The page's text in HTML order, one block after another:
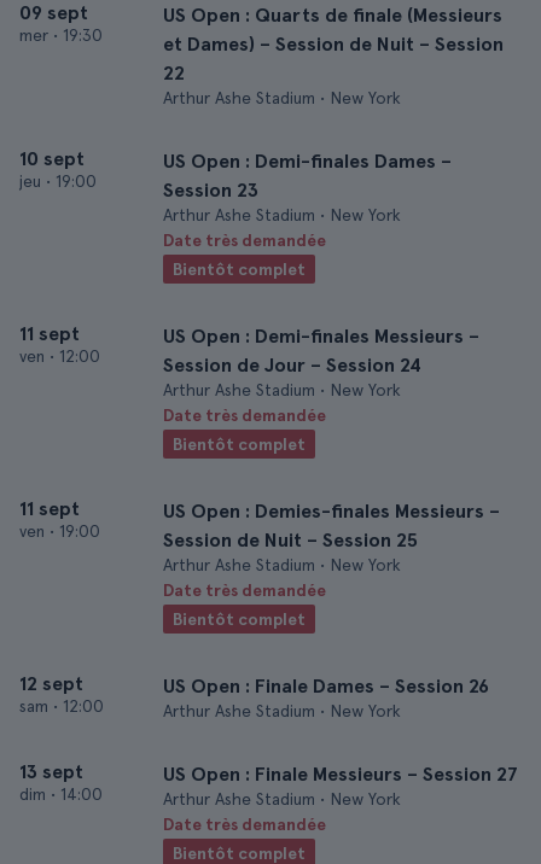
09 sept
mer • 19:30
US Open : Quarts de finale (Messieurs
et Dames) – Session de Nuit – Session
22
Arthur Ashe Stadium • New York
10 sept
jeu • 19:00
US Open : Demi-finales Dames –
Session 23
Arthur Ashe Stadium • New York
Date très demandée
Bientôt complet
11 sept
ven • 12:00
US Open : Demi-finales Messieurs –
Session de Jour – Session 24
Arthur Ashe Stadium • New York
Date très demandée
Bientôt complet
11 sept
ven • 19:00
US Open : Demies-finales Messieurs –
Session de Nuit – Session 25
Arthur Ashe Stadium • New York
Date très demandée
Bientôt complet
12 sept
sam • 12:00
US Open : Finale Dames – Session 26
Arthur Ashe Stadium • New York
13 sept
dim • 14:00
US Open : Finale Messieurs – Session 27
Arthur Ashe Stadium • New York
Date très demandée
Bientôt complet